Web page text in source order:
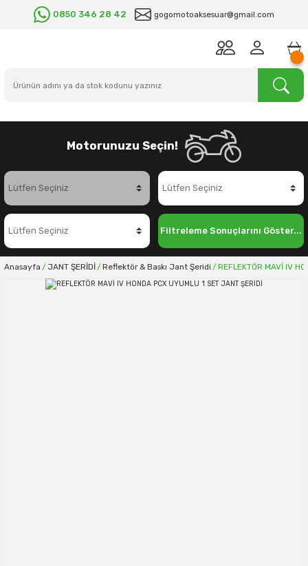
0850 346 28 42 gogomotoaksesuar@gmail.com
Motorunuzu Seçin!
Filtreleme Sonuçlarını Göster...
Anasayfa JANT ŞERİDİ Reflektör & Baskı Jant Şeridi REFLEKTÖR MAVİ IV